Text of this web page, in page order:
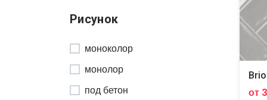
Vogue
Wow
Ceylan
Charme
Color One
Color Two
Рисунок
моноколор
монолор
под бетон
от